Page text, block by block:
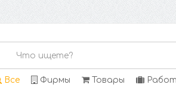
Все Фирмы Товары